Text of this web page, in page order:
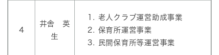
4
井舎 英
生
老人クラブ運営助成事業
保育所運営事業
民間保育所等運営事業